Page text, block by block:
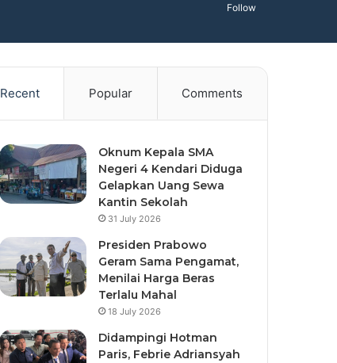
Follow
Recent Popular Comments
Oknum Kepala SMA
Negeri 4 Kendari Diduga
Gelapkan Uang Sewa
Kantin Sekolah
31 July 2026
Presiden Prabowo
Geram Sama Pengamat,
Menilai Harga Beras
Terlalu Mahal
18 July 2026
Didampingi Hotman
Paris, Febrie Adriansyah